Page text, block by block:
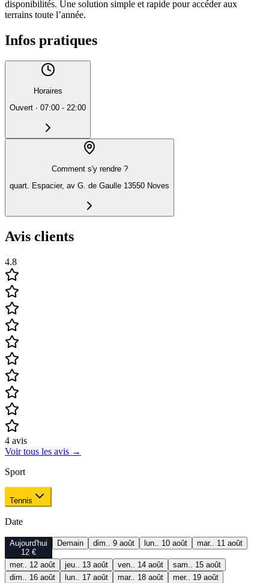
disponibilités. Une solution simple et rapide pour accéder aux
terrains toute l’année.
Infos pratiques
Horaires
Ouvert · 07:00 - 22:00
Comment s'y rendre ?
quart. Espacier, av G. de Gaulle 13550 Noves
Avis clients
4.8
4 avis
Voir tous les avis →
Sport
Tennis
Date
Aujourd'hui
12 €
Demain dim.. 9 août lun.. 10 août mar.. 11 août
mer.. 12 août jeu.. 13 août ven.. 14 août
sam.. 15 août
dim.. 16 août
lun.. 17 août mar.. 18 août mer.. 19 août